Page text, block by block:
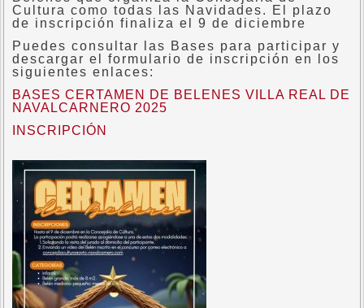
Cultura como todas las Navidades. El plazo
de inscripción finaliza el 9 de diciembre
Puedes consultar las Bases para participar y
descargar el formulario de inscripción en los
siguientes enlaces:
BASES CERTAMEN DE BELENES VILLA REAL DE
NAVALCARNERO 2025
INSCRIPCIÓN